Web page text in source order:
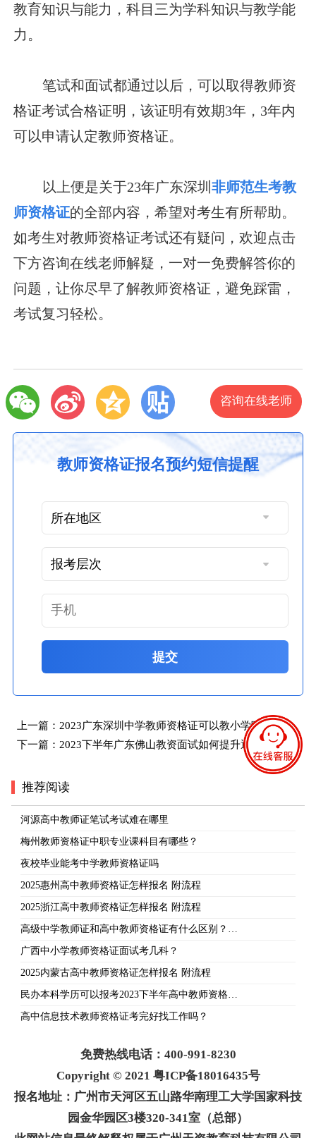
教育知识与能力，科目三为学科知识与教学能
力。
笔试和面试都通过以后，可以取得教师资
格证考试合格证明，该证明有效期3年，3年内
可以申请认定教师资格证。
以上便是关于23年广东深圳非师范生考教
师资格证的全部内容，希望对考生有所帮助。
如考生对教师资格证考试还有疑问，欢迎点击
下方咨询在线老师解疑，一对一免费解答你的
问题，让你尽早了解教师资格证，避免踩雷，
考试复习轻松。
咨询在线老师
教师资格证报名预约短信提醒
提交
上一篇： 2023广东深圳中学教师资格证可以教小学吗？
下一篇： 2023下半年广东佛山教资面试如何提升通过率？
推荐阅读
河源高中教师证笔试考试难在哪里
梅州教师资格证中职专业课科目有哪些？
夜校毕业能考中学教师资格证吗
2025惠州高中教师资格证怎样报名 附流程
2025浙江高中教师资格证怎样报名 附流程
高级中学教师证和高中教师资格证有什么区别？…
广西中小学教师资格证面试考几科？
2025内蒙古高中教师资格证怎样报名 附流程
民办本科学历可以报考2023下半年高中教师资格…
高中信息技术教师资格证考完好找工作吗？
免费热线电话：400-991-8230
Copyright © 2021 粤ICP备18016435号
报名地址：广州市天河区五山路华南理工大学国家科技
园金华园区3楼320-341室（总部）